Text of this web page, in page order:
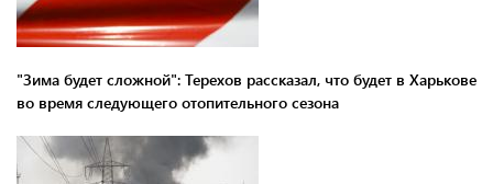
"Зима будет сложной": Терехов рассказал, что будет в Харькове
во время следующего отопительного сезона